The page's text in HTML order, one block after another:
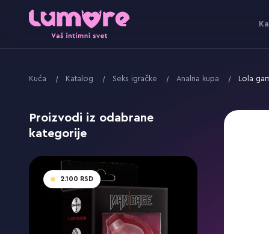
Kuća Katalog Seks igračke Analna kupa Lola
Proizvodi iz odabrane
kategorije
2.100